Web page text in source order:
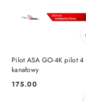
Pilot ASA GO-4K pilot 4
kanałowy
Cena:
175.00